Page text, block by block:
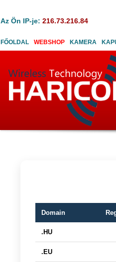
Az Ön IP-je: 216.73.216.84
FŐOLDAL
WEBSHOP KAMERA
Domain
.HU
.EU